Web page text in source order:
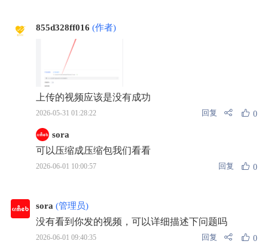
855d328ff016 (作者)
上传的视频应该是没有成功
2026-05-31 01:28:22 回复 0
sora
可以压缩成压缩包我们看看
2026-06-01 10:00:57 回复 0
sora (管理员)
没有看到你发的视频，可以详细描述下问题吗
2026-06-01 09:40:35 回复 0